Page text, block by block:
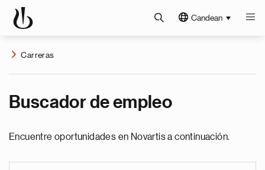
Candean
Carreras
Buscador de empleo
Encuentre oportunidades en Novartis a continuación.